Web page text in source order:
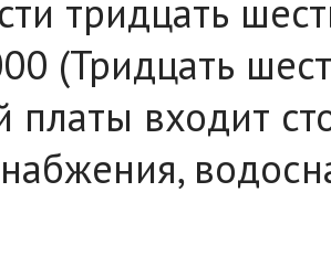
тридцать
(Тридцать
платы входит